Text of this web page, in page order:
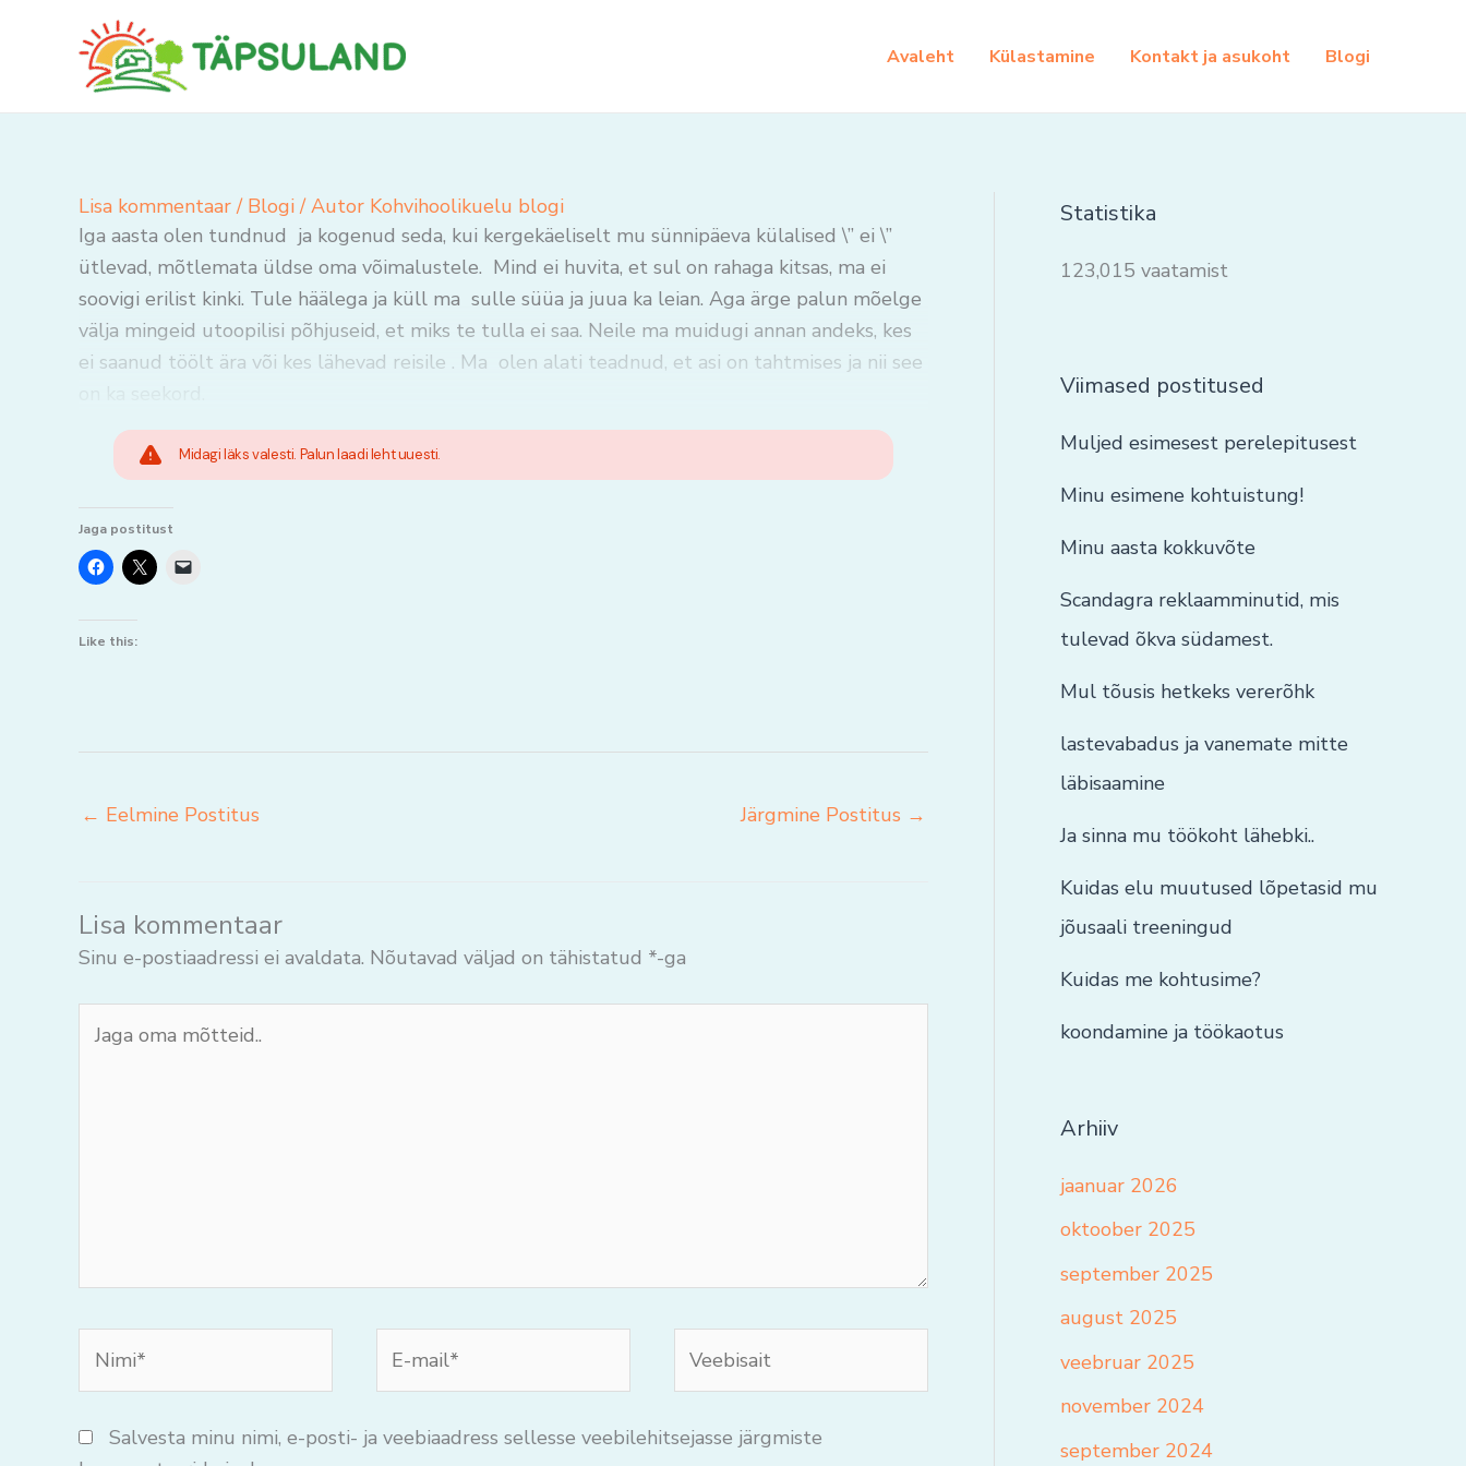
Avaleht Külastamine Kontakt ja asukoht Blogi
Lisa kommentaar / Blogi/ Autor Kohvihoolikuelu blogi
Iga aasta olen tundnud ja kogenud seda, kui kergekäeliselt mu sünnipäeva külalised \” ei \”
ütlevad, mõtlemata üldse oma võimalustele. Mind ei huvita, et sul on rahaga kitsas, ma ei
soovigi erilist kinki. Tule häälega ja küll ma sulle süüa ja juua ka leian. Aga ärge palun mõelge
välja mingeid utoopilisi põhjuseid, et miks te tulla ei saa. Neile ma muidugi annan andeks, kes
ei saanud töölt ära või kes lähevad reisile . Ma olen alati teadnud, et asi on tahtmises ja nii see
Midagi läks valesti. Palun laadi leht uuesti.
Jaga postitust
Like this:
← Eelmine Postitus Järgmine Postitus →
Lisa kommentaar
Sinu e-postiaadressi ei avaldata. Nõutavad väljad on tähistatud *-ga
oma
mail*
Salvesta minu nimi, e-posti- ja veebiaadress sellesse veebilehitsejasse järgmiste
Statistika
123,015 vaatamist
Viimased postitused
Muljed esimesest perelepitusest
Minu esimene kohtuistung!
Minu aasta kokkuvõte
Scandagra reklaamminutid, mis
tulevad õkva südamest.
Mul tõusis hetkeks vererõhk
lastevabadus ja vanemate mitte
läbisaamine
Ja sinna mu töökoht lähebki..
Kuidas elu muutused lõpetasid mu
jõusaali treeningud
Kuidas me kohtusime?
koondamine ja töökaotus
Arhiiv
jaanuar 2026
oktoober 2025
september 2025
august 2025
veebruar 2025
november 2024
september 2024